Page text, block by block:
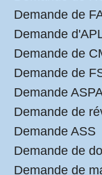
Demande de
Demande
Demande de
Demande de
Demande
Demande de
Demande ASS
Demande de
Demande de